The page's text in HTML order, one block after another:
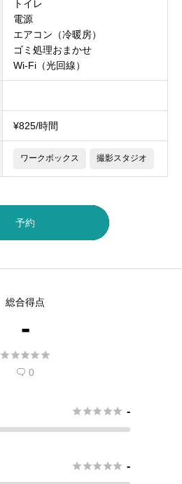
トイレ
電源
エアコン（冷暖房）
ゴミ処理おまかせ
Wi-Fi（光回線）
¥825/時間
ワークボックス 撮影スタジオ
予約
総合得点
-

 0
 -
 -